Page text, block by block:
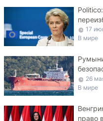
17
В мире
РФ в
26
В мире
право